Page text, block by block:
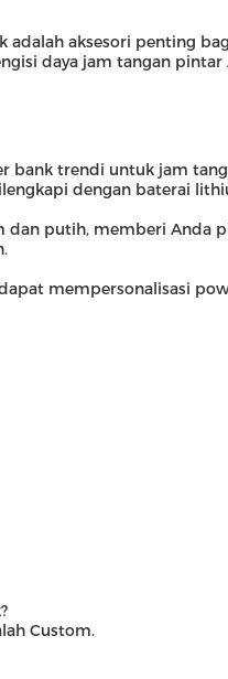
aksesori penting
daya jam tangan
bank trendi untuk jam
dengan baterai
putih, memberi Anda
mempersonalisasi
Custom.